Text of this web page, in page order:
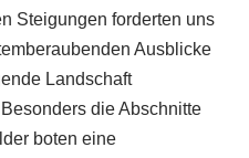
Steigungen forderten uns
Ausblicke
Landschaft
die Abschnitte
boten eine